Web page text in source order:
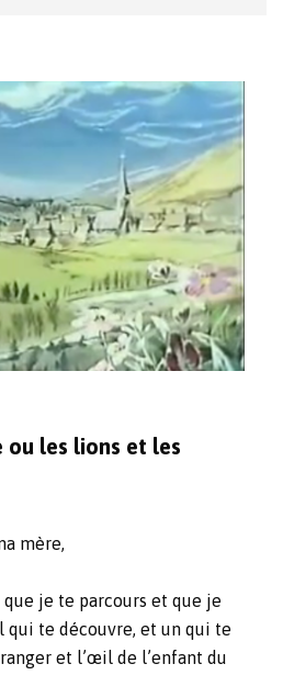
ou les lions et les
mère,
je te parcours et que je
qui te découvre, et un qui te
et l’œil de l’enfant du